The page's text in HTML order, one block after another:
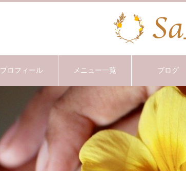
プロフィール メニュー一覧 ブログ